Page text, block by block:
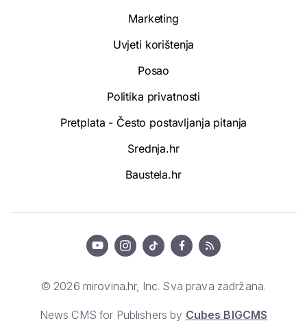
Marketing
Uvjeti korištenja
Posao
Politika privatnosti
Pretplata - Često postavljanja pitanja
Srednja.hr
Baustela.hr
© 2026 mirovina.hr, Inc. Sva prava zadržana.
News CMS for Publishers by Cubes BIGCMS